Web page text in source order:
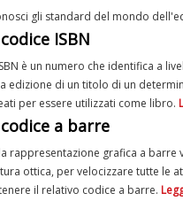
gli standard del mondo
ISBN
è un numero che identifica a
edizione di un titolo di un
per essere utilizzati come libro.
a barre
rappresentazione grafica a barre
ottica, per velocizzare tutte le
il relativo codice a barre.